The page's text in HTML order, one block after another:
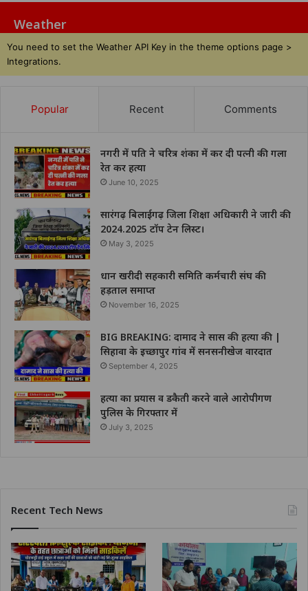
Weather
You need to set the Weather API Key in the theme options page >
Integrations.
Popular Recent Comments
नगरी में पति ने चरित्र शंका में कर दी पत्नी की गला
रेत कर हत्या
June 10, 2025
सारंगढ़ बिलाईगढ़ जिला शिक्षा अधिकारी ने जारी की
2024.2025 टॉप टेन लिस्ट।
May 3, 2025
धान खरीदी सहकारी समिति कर्मचारी संघ की
हड़ताल समाप्त
November 16, 2025
BIG BREAKING: दामाद ने सास की हत्या की |
सिहावा के इच्छापुर गांव में सनसनीखेज वारदात
September 4, 2025
हत्या का प्रयास व डकैती करने वाले आरोपीगण
पुलिस के गिरफ्तार में
July 3, 2025
Recent Tech News